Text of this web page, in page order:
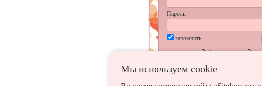
Мы используем сookie
Пароль:
запомнить
Забыли пароль?